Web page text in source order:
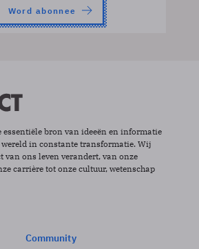
Word abonnee
essentiële bron van ideeën en informatie
wereld in constante transformatie. Wij
van ons leven verandert, van onze
carrière tot onze cultuur, wetenschap
Community